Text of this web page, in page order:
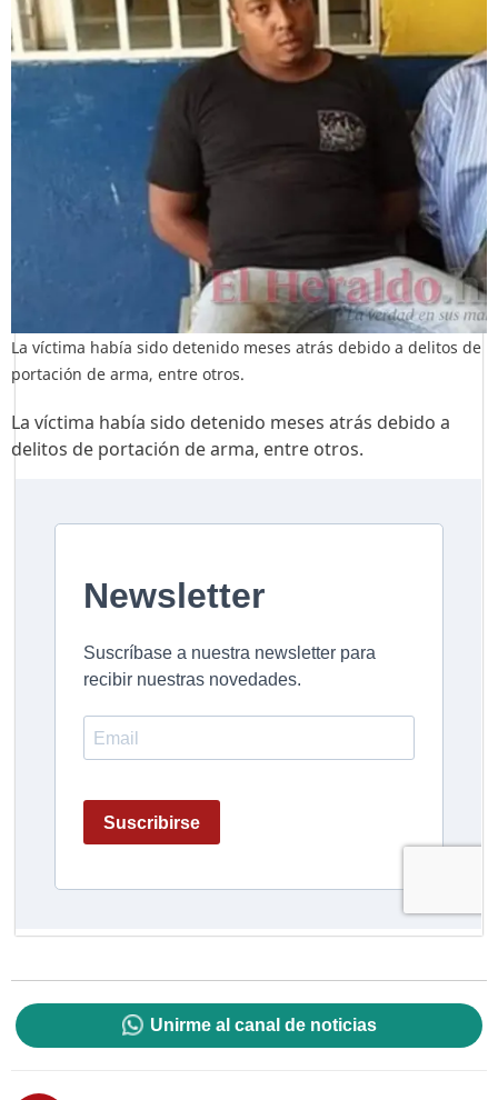
La víctima había sido detenido meses atrás debido a delitos de
portación de arma, entre otros.
La víctima había sido detenido meses atrás debido a
delitos de portación de arma, entre otros.
Unirme al canal de noticias